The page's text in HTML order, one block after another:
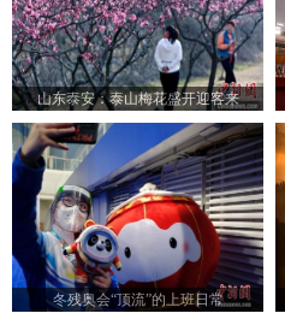
山东泰安：泰山梅花盛开迎客来
冬残奥会“顶流”的上班日常